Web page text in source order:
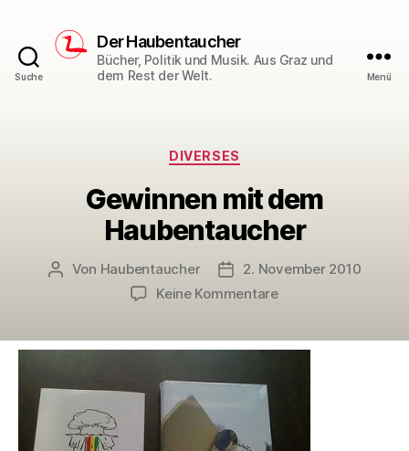
Suche
Der Haubentaucher
Bücher, Politik und Musik. Aus Graz und
dem Rest der Welt.
Menü
Kategorien
DIVERSES
Gewinnen mit dem
Haubentaucher
Beitragsautor
Von Haubentaucher Veröffentlichungsdatum
2. November 2010
Keine Kommentarezu
dem